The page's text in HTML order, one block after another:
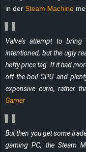
in der Steam Machine
Valve’s attempt to
intentioned, but the ugly
hefty price tag. If it had
off-the-boil GPU and
expensive curio, rather
Gamer
But then you get some
gaming PC, the Steam